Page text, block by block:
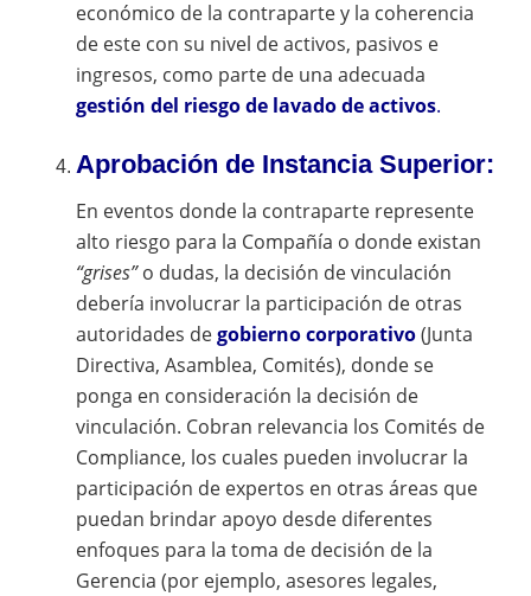
económico de la contraparte y la coherencia
de este con su nivel de activos, pasivos e
ingresos, como parte de una adecuada
gestión del riesgo de lavado de activos.
Aprobación de Instancia Superior:
En eventos donde la contraparte represente
alto riesgo para la Compañía o donde existan
“grises”o dudas, la decisión de vinculación
debería involucrar la participación de otras
autoridades degobierno corporativo(Junta
Directiva, Asamblea, Comités), donde se
ponga en consideración la decisión de
vinculación. Cobran relevancia los Comités de
Compliance, los cuales pueden involucrar la
participación de expertos en otras áreas que
puedan brindar apoyo desde diferentes
enfoques para la toma de decisión de la
Gerencia (por ejemplo, asesores legales,